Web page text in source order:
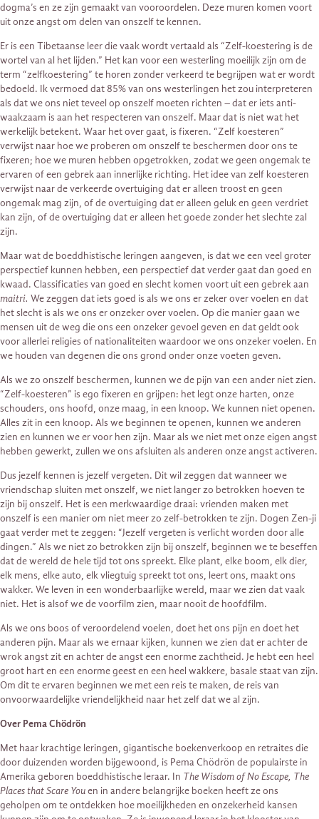
dogma’s en ze zijn gemaakt van vooroordelen. Deze muren komen voort
uit onze angst om delen van onszelf te kennen.
Er is een Tibetaanse leer die vaak wordt vertaald als “Zelf-koestering is de
wortel van al het lijden.” Het kan voor een westerling moeilijk zijn om de
term “zelfkoestering” te horen zonder verkeerd te begrijpen wat er wordt
bedoeld. Ik vermoed dat 85% van ons westerlingen het zou interpreteren
als dat we ons niet teveel op onszelf moeten richten – dat er iets anti-
waakzaam is aan het respecteren van onszelf. Maar dat is niet wat het
werkelijk betekent. Waar het over gaat, is fixeren. “Zelf koesteren”
verwijst naar hoe we proberen om onszelf te beschermen door ons te
fixeren; hoe we muren hebben opgetrokken, zodat we geen ongemak te
ervaren of een gebrek aan innerlijke richting. Het idee van zelf koesteren
verwijst naar de verkeerde overtuiging dat er alleen troost en geen
ongemak mag zijn, of de overtuiging dat er alleen geluk en geen verdriet
kan zijn, of de overtuiging dat er alleen het goede zonder het slechte zal
zijn.
Maar wat de boeddhistische leringen aangeven, is dat we een veel groter
perspectief kunnen hebben, een perspectief dat verder gaat dan goed en
kwaad. Classificaties van goed en slecht komen voort uit een gebrek aan
maitri. We zeggen dat iets goed is als we ons er zeker over voelen en dat
het slecht is als we ons er onzeker over voelen. Op die manier gaan we
mensen uit de weg die ons een onzeker gevoel geven en dat geldt ook
voor allerlei religies of nationaliteiten waardoor we ons onzeker voelen. En
we houden van degenen die ons grond onder onze voeten geven.
Als we zo onszelf beschermen, kunnen we de pijn van een ander niet zien.
“Zelf-koesteren” is ego fixeren en grijpen: het legt onze harten, onze
schouders, ons hoofd, onze maag, in een knoop. We kunnen niet openen.
Alles zit in een knoop. Als we beginnen te openen, kunnen we anderen
zien en kunnen we er voor hen zijn. Maar als we niet met onze eigen angst
hebben gewerkt, zullen we ons afsluiten als anderen onze angst activeren.
Dus jezelf kennen is jezelf vergeten. Dit wil zeggen dat wanneer we
vriendschap sluiten met onszelf, we niet langer zo betrokken hoeven te
zijn bij onszelf. Het is een merkwaardige draai: vrienden maken met
onszelf is een manier om niet meer zo zelf-betrokken te zijn. Dogen Zen-ji
gaat verder met te zeggen: “Jezelf vergeten is verlicht worden door alle
dingen.” Als we niet zo betrokken zijn bij onszelf, beginnen we te beseffen
dat de wereld de hele tijd tot ons spreekt. Elke plant, elke boom, elk dier,
elk mens, elke auto, elk vliegtuig spreekt tot ons, leert ons, maakt ons
wakker. We leven in een wonderbaarlijke wereld, maar we zien dat vaak
niet. Het is alsof we de voorfilm zien, maar nooit de hoofdfilm.
Als we ons boos of veroordelend voelen, doet het ons pijn en doet het
anderen pijn. Maar als we ernaar kijken, kunnen we zien dat er achter de
wrok angst zit en achter de angst een enorme zachtheid. Je hebt een heel
groot hart en een enorme geest en een heel wakkere, basale staat van zijn.
Om dit te ervaren beginnen we met een reis te maken, de reis van
onvoorwaardelijke vriendelijkheid naar het zelf dat we al zijn.
Over Pema Chödrön
Met haar krachtige leringen, gigantische boekenverkoop en retraites die
door duizenden worden bijgewoond, is Pema Chödrön de populairste in
Amerika geboren boeddhistische leraar. In The Wisdom of No Escape, The
Places that Scare Youen in andere belangrijke boeken heeft ze ons
geholpen om te ontdekken hoe moeilijkheden en onzekerheid kansen